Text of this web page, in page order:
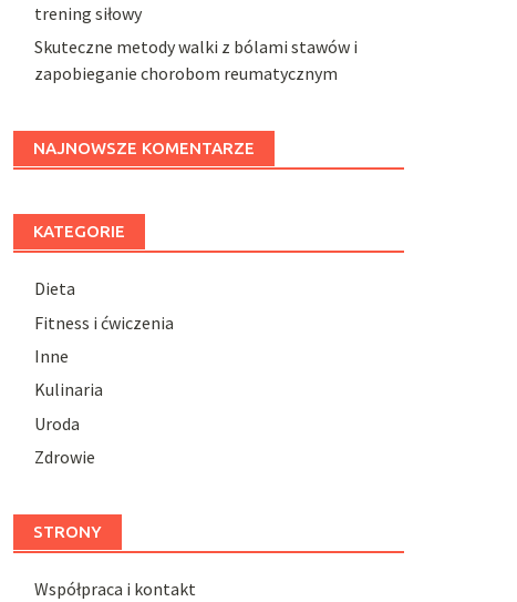
trening siłowy
Skuteczne metody walki z bólami stawów i
zapobieganie chorobom reumatycznym
NAJNOWSZE KOMENTARZE
KATEGORIE
Dieta
Fitness i ćwiczenia
Inne
Kulinaria
Uroda
Zdrowie
STRONY
Współpraca i kontakt